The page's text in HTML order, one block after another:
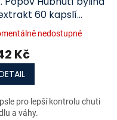
60 kapslí
9/2025
nedostupné
Kč
pro lepší kontrolu chuti
a váhy.